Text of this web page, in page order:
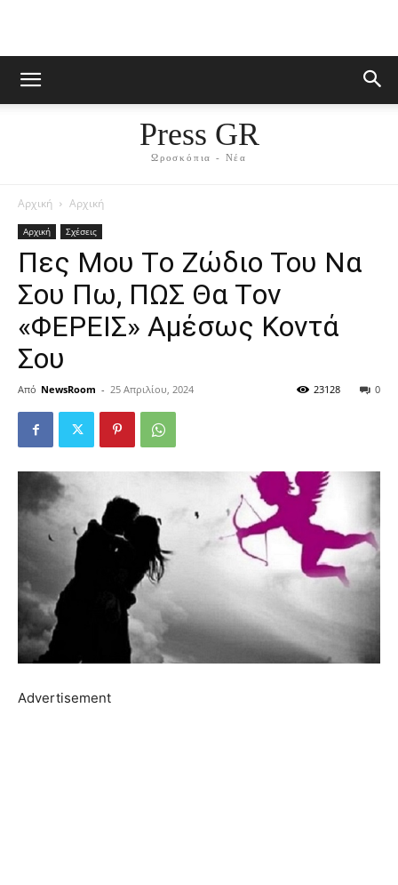
Press GR
Ωροσκόπια - Νέα
Αρχική Αρχική
Αρχική Σχέσεις
Πες Mου Τo Ζώδιο Toυ Nα
Σoυ Πω, ΠΩΣ Θα Τoν
«ΦEPEIΣ» Aμέσως Koντά
Σου
Από NewsRoom - 25 Απριλίου, 2024 0
23128
Advertisement